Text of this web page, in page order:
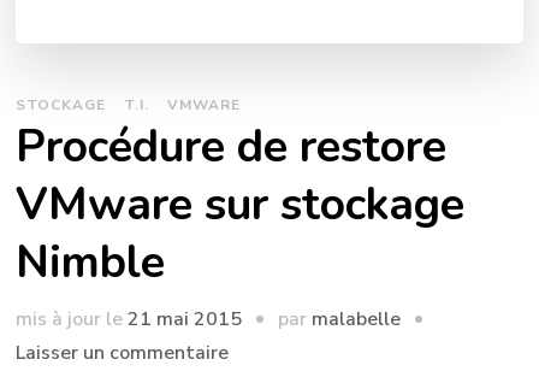
STOCKAGE T.I. VMWARE
Procédure de restore
VMware sur stockage
Nimble
mis à jour le21 mai 2015 par malabelle
Laisser un commentairesur